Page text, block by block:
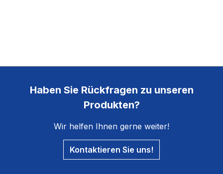
Haben Sie Rückfragen zu unseren
Produkten?
Wir helfen Ihnen gerne weiter!
Kontaktieren Sie uns!